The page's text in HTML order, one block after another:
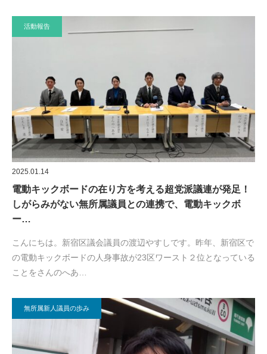
活動報告
2025.01.14
電動キックボードの在り方を考える超党派議連が発足！
しがらみがない無所属議員との連携で、電動キックボ
ー…
こんにちは。新宿区議会議員の渡辺やすしです。昨年、新宿区で
の電動キックボードの人身事故が23区ワースト２位となっている
ことをさんのへあ…
無所属新人議員の歩み